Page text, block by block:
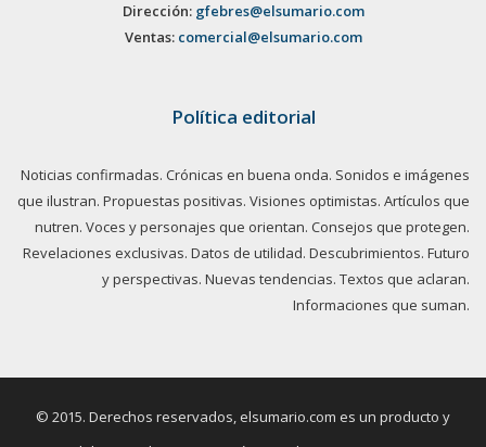
Dirección: gfebres@elsumario.com
Ventas: comercial@elsumario.com
Política editorial
Noticias confirmadas. Crónicas en buena onda. Sonidos e imágenes
que ilustran. Propuestas positivas. Visiones optimistas. Artículos que
nutren. Voces y personajes que orientan. Consejos que protegen.
Revelaciones exclusivas. Datos de utilidad. Descubrimientos. Futuro
y perspectivas. Nuevas tendencias. Textos que aclaran.
Informaciones que suman.
© 2015. Derechos reservados, elsumario.com es un producto y